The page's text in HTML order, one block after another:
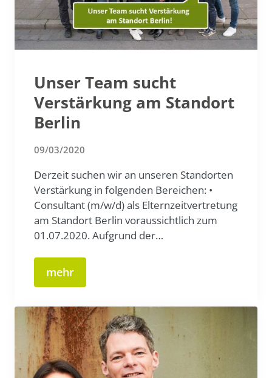
Unser Team sucht
Verstärkung am Standort
Berlin
09/03/2020
Derzeit suchen wir an unseren Standorten
Verstärkung in folgenden Bereichen: •
Consultant (m/w/d) als Elternzeitvertretung
am Standort Berlin voraussichtlich zum
01.07.2020. Aufgrund der…
mehr